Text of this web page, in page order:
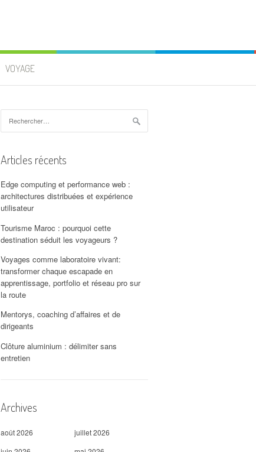
VOYAGE
Articles récents
Edge computing et performance web :
architectures distribuées et expérience
utilisateur
Tourisme Maroc : pourquoi cette
destination séduit les voyageurs ?
Voyages comme laboratoire vivant:
transformer chaque escapade en
apprentissage, portfolio et réseau pro sur
la route
Mentorys, coaching d’affaires et de
dirigeants
Clôture aluminium : délimiter sans
entretien
Archives
août 2026
juillet 2026